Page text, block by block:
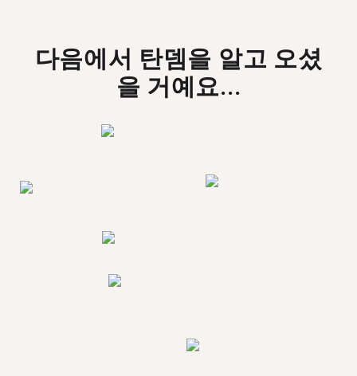
다음에서 탄뎀을 알고 오셨
을 거예요...